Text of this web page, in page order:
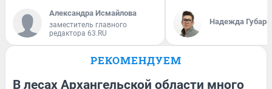
Александра Исмайлова
заместитель главного
редактора 63.RU
Надежда Губарь
РЕКОМЕНДУЕМ
В лесах Архангельской области много